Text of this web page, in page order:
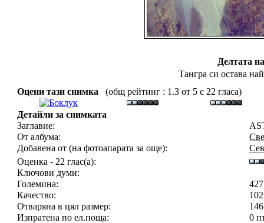
Делтата
Тангра си остава
Оцени тази снимка
(общ рейтинг : 1.3 от 5 с 22 гласа)
Детайли за снимката
Заглавие:
От албума:
Добавена от (на фотоапарата за още):
Оценка - 22 глас(а):
Ключови думи:
Големина:
Качество:
Отваряна в цял размер:
Изпратена по ел.поща:
0